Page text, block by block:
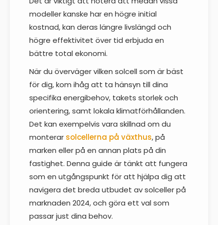
modeller kanske har en högre initial
kostnad, kan deras längre livslängd och
högre effektivitet över tid erbjuda en
bättre total ekonomi.
När du överväger vilken solcell som är bäst
för dig, kom ihåg att ta hänsyn till dina
specifika energibehov, takets storlek och
orientering, samt lokala klimatförhållanden.
Det kan exempelvis vara skillnad om du
monterar solcellerna på växthus, på
marken eller på en annan plats på din
fastighet. Denna guide är tänkt att fungera
som en utgångspunkt för att hjälpa dig att
navigera det breda utbudet av solceller på
marknaden 2024, och göra ett val som
passar just dina behov.